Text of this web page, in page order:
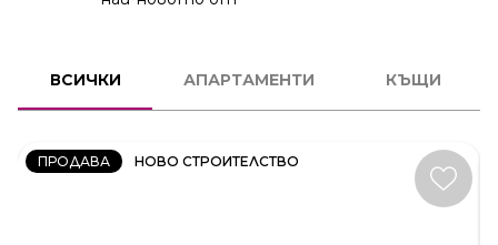
ВСИЧКИ АПАРТАМЕНТИ КЪЩИ
ПРОДАВА НОВО СТРОИТЕЛСТВО
СТАЕН
КОД:
231606